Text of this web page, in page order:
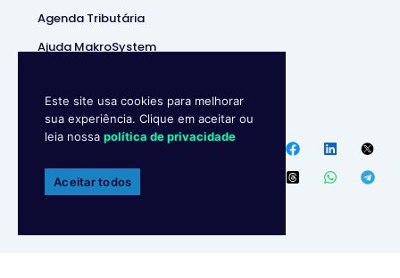
Agenda Tributária
Ajuda MakroSystem
Makro System • Sistema
Contábill | (37) 3229-5850 |
Política de privacidade
Endereço
R. Ipanema, 180 –
Ipiranga, Divinópolis – MG,
Este site usa cookies para melhorar
sua experiência. Clique em aceitar ou
leia nossa política de privacidade
Aceitar todos